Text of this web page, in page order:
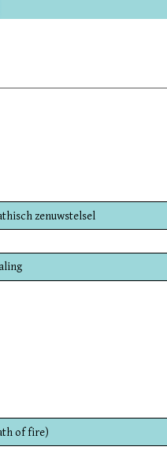
zenuwstelsel
of fire)